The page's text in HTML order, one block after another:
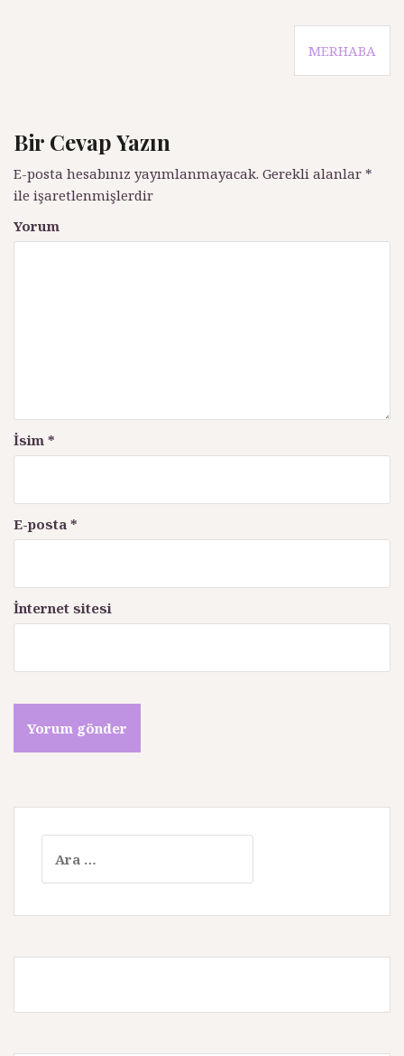
ı
d
o
l
MERHABA
Bir Cevap Yazın
E-posta hesabınız yayımlanmayacak. Gerekli alanlar *
ile işaretlenmişlerdir
Yorum
İsim *
E-posta *
İnternet sitesi
a
m
: